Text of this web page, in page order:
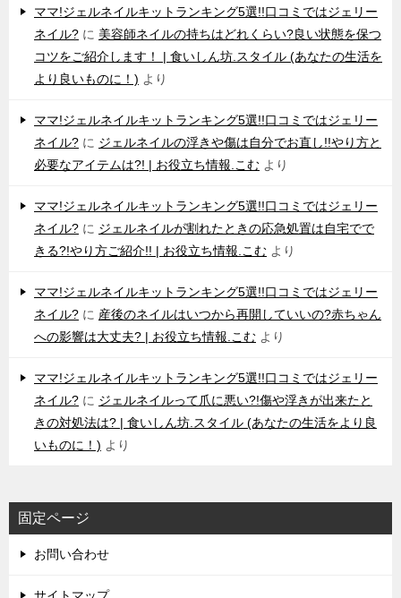
ママ!ジェルネイルキットランキング5選!!口コミではジェリー
ネイル? に 美容師ネイルの持ちはどれくらい?良い状態を保つ
コツをご紹介します！ | 食いしん坊.スタイル (あなたの生活を
より良いものに！) より
ママ!ジェルネイルキットランキング5選!!口コミではジェリー
ネイル? に ジェルネイルの浮きや傷は自分でお直し!!やり方と
必要なアイテムは?! | お役立ち情報.こむ より
ママ!ジェルネイルキットランキング5選!!口コミではジェリー
ネイル? に ジェルネイルが割れたときの応急処置は自宅でで
きる?!やり方ご紹介!! | お役立ち情報.こむ より
ママ!ジェルネイルキットランキング5選!!口コミではジェリー
ネイル? に 産後のネイルはいつから再開していいの?赤ちゃん
への影響は大丈夫? | お役立ち情報.こむ より
ママ!ジェルネイルキットランキング5選!!口コミではジェリー
ネイル? に ジェルネイルって爪に悪い?!傷や浮きが出来たと
きの対処法は? | 食いしん坊.スタイル (あなたの生活をより良
いものに！) より
固定ページ
お問い合わせ